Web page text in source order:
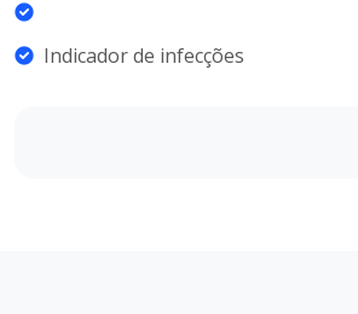
Indicador de infecções